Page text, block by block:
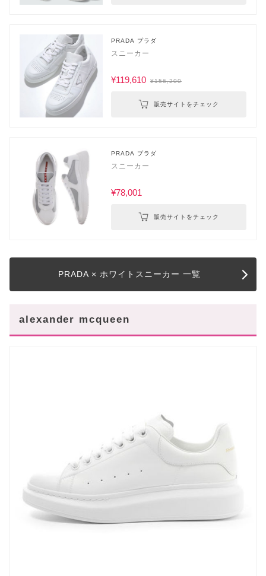
PRADA プラダ
スニーカー
¥119,610 ¥156,200
販売サイトをチェック
PRADA プラダ
スニーカー
¥78,001
販売サイトをチェック
PRADA × ホワイトスニーカー 一覧
alexander mcqueen